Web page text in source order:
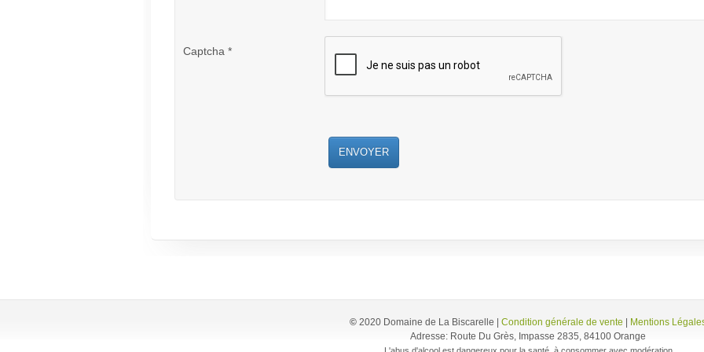
Captcha *
ENVOYER
© 2020 Domaine de La Biscarelle | Condition générale de vente
Mentions
Adresse: Route Du Grès, Impasse 2835, 84100 Orange